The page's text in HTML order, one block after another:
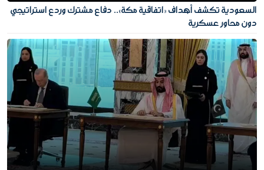
السعودية تكشف أهداف «اتفاقية مكة».. دفاع مشترك وردع استراتيجي
دون محاور عسكرية